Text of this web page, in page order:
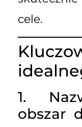
cele.
1.
obszar